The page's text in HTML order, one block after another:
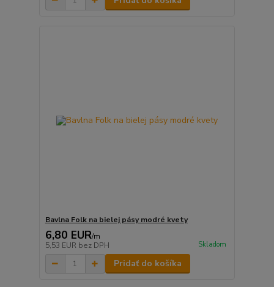
Bavlna Folk na bielej pásy modré kvety
6,80 EUR/m
5,53 EUR bez DPH Skladom
Pridať do košíka